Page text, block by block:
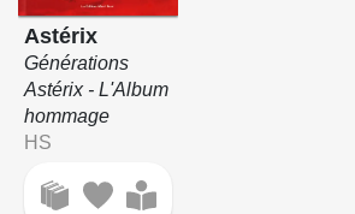
Astérix
Générations
Astérix - L'Album
hommage
HS